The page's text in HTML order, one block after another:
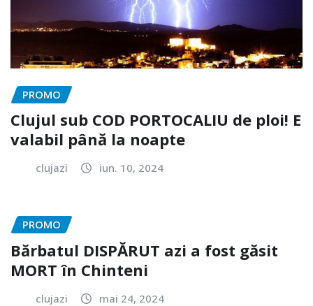
PROMO
Clujul sub COD PORTOCALIU de ploi! E
valabil până la noapte
clujazi iun. 10, 2024
PROMO
Bărbatul DISPĂRUT azi a fost găsit
MORT în Chinteni
clujazi mai 24, 2024